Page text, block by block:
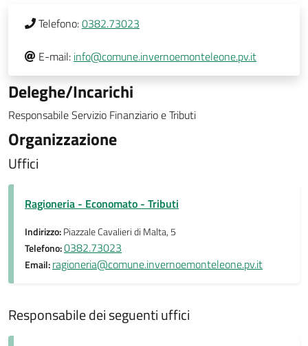
Telefono:0382.73023
E-mail: info@comune.invernoemonteleone.pv.it
Deleghe/Incarichi
Responsabile Servizio Finanziario e Tributi
Organizzazione
Uffici
Ragioneria - Economato - Tributi
Indirizzo:Piazzale Cavalieri di Malta, 5
Telefono:0382.73023
Email:ragioneria@comune.invernoemonteleone.pv.it
Responsabile dei seguenti uffici